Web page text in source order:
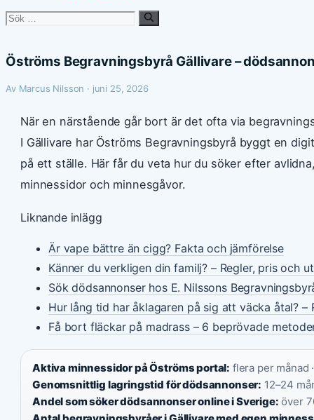
Sök
Öströms Begravningsbyrå Gällivare –
Av Marcus Nilsson · juni 25, 2026
När en närstående går bort är det ofta via
I Gällivare har Öströms Begravningsbyrå byggt en
på ett ställe. Här får du veta hur du söker efter
minnessidor och minnesgåvor.
Liknande inlägg
Är vape bättre än cigg? Fakta och jämförelse
Känner du verkligen din familj? – Regler, pris och
Sök dödsannonser hos E. Nilssons
Hur lång tid har åklagaren på sig att väcka åtal? –
Få bort fläckar på madrass – 6 beprövade
Aktiva minnessidor på Öströms portal: flera per månad ·
Genomsnittlig lagringstid för dödsannonser: 12–24
Andel som söker dödsannonser online i Sverige: över